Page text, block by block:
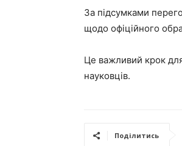
За підсумками
щодо офіційного
Це важливий крок для
науковців.
Поділитись